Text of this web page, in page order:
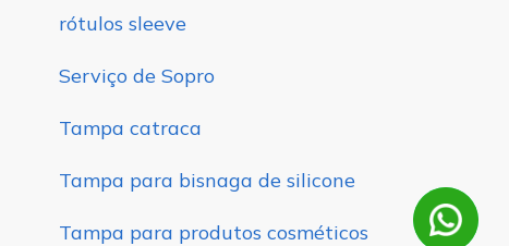
rótulos sleeve
Serviço de Sopro
Tampa catraca
Tampa para bisnaga de silicone
Tampa para produtos cosméticos